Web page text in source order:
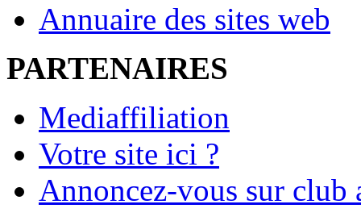
Annuaire des sites web
PARTENAIRES
Mediaffiliation
Votre site ici ?
Annoncez-vous sur